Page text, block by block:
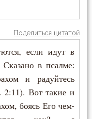
Поделиться цитатой
если идут в
Сказано в псалме:
и радуйтесь
Вот такие и
боясь Его чем-